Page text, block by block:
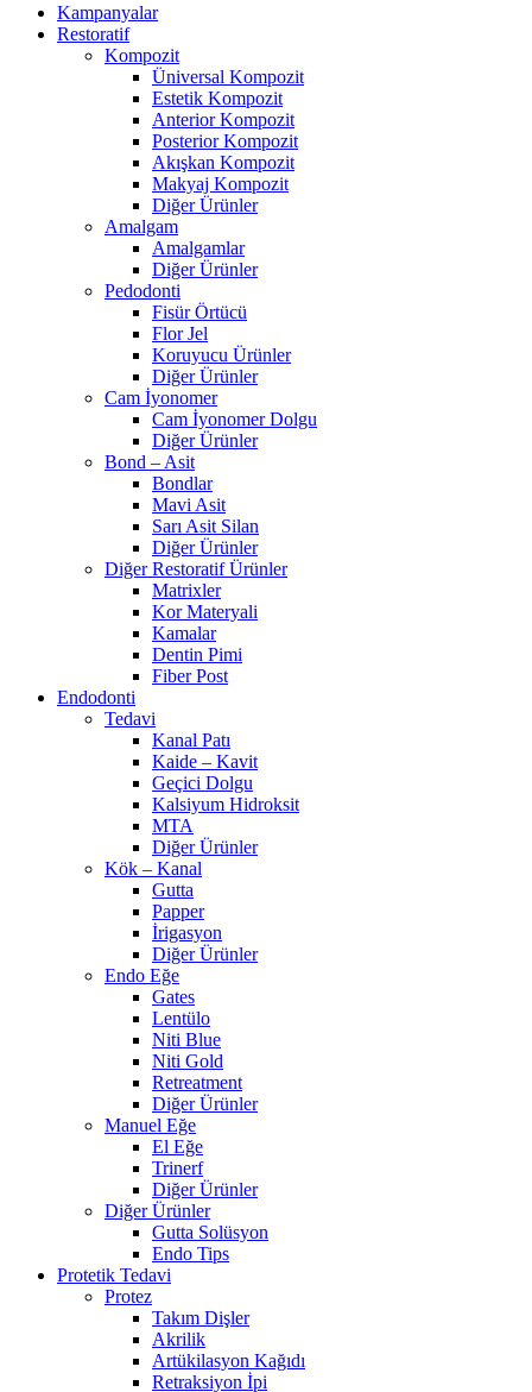
Kampanyalar
Restoratif
Kompozit
Üniversal Kompozit
Estetik Kompozit
Anterior Kompozit
Posterior Kompozit
Akışkan Kompozit
Makyaj Kompozit
Diğer Ürünler
Amalgam
Amalgamlar
Diğer Ürünler
Pedodonti
Fisür Örtücü
Flor Jel
Koruyucu Ürünler
Diğer Ürünler
Cam İyonomer
Cam İyonomer Dolgu
Diğer Ürünler
Bond – Asit
Bondlar
Mavi Asit
Sarı Asit Silan
Diğer Ürünler
Diğer Restoratif Ürünler
Matrixler
Kor Materyali
Kamalar
Dentin Pimi
Fiber Post
Endodonti
Tedavi
Kanal Patı
Kaide – Kavit
Geçici Dolgu
Kalsiyum Hidroksit
MTA
Diğer Ürünler
Kök – Kanal
Gutta
Papper
İrigasyon
Diğer Ürünler
Endo Eğe
Gates
Lentülo
Niti Blue
Niti Gold
Retreatment
Diğer Ürünler
Manuel Eğe
El Eğe
Trinerf
Diğer Ürünler
Diğer Ürünler
Gutta Solüsyon
Endo Tips
Protetik Tedavi
Protez
Takım Dişler
Akrilik
Artükilasyon Kağıdı
Retraksiyon İpi